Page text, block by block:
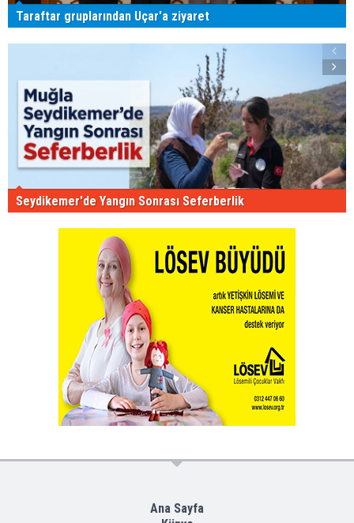
Taraftar gruplarından Uçar'a ziyaret
Seydikemer'de Yangın Sonrası Seferberlik
Ana Sayfa